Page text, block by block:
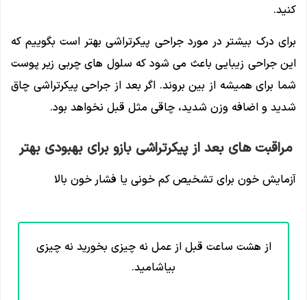
کنید.
برای درک بیشتر در مورد جراحی پیکرتراشی بهتر است بگوییم که
این جراحی زیبایی باعث می شود که سلول های چربی زیر پوست
شما برای همیشه از بین بروند. اگر بعد از جراحی پیکرتراشی چاق
شدید و اضافه وزن شدید، چاقی مثل قبل نخواهد بود.
مراقبت های بعد از پیکرتراشی بازو برای بهبودی بهتر
آزمایش خون برای تشخیص کم خونی یا فشار خون بالا
از هشت ساعت قبل از عمل نه چیزی بخورید نه چیزی
بیاشامید.